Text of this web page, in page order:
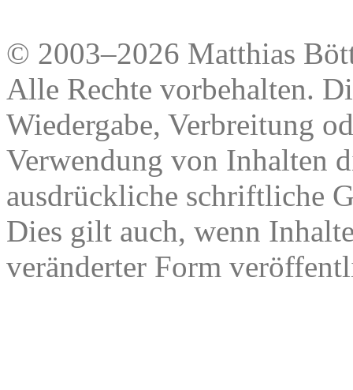
© 2003–2026 Matthias
Alle Rechte vorbehalten.
Wiedergabe, Verbreitung
Verwendung von Inhalten
ausdrückliche schriftliche
Dies gilt auch, wenn
veränderter Form